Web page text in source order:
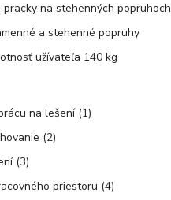
na stehenných popruhoch
a stehenné popruhy
užívateľa 140 kg
na lešení (1)
(2)
(3)
priestoru (4)